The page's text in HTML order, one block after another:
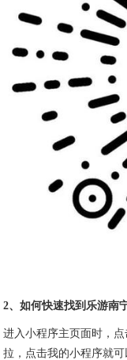
2、如何快速找到乐游南
进入小程序主页面时，
拉，点击我的小程序就可